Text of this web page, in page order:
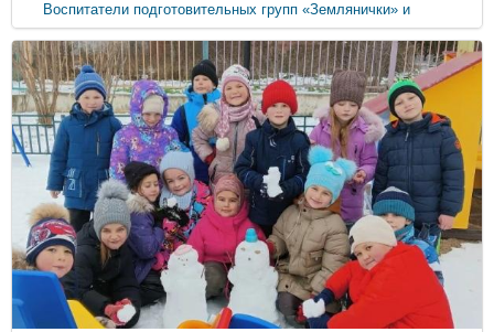
Воспитатели подготовительных групп «Землянички» и
«Улыбка» развивают творческие способности детей через
обучение нетрадиционным видам рисования. Каждый
ребенок, познавая окружающий мир, старается отразить его в
своей деятельности: в игре, в рассказах, в рисовании, в лепке
и т.д. Прекрасные возможности в этом отношении
представляет изобразительная творческая деятельность. Чем
разнообразнее будут условия, способствующие
формированию творческой среды, тем ярче станут
проявляться художественные способности ребенка.
Рисование нетрадиционными техниками открывают широкий
простор для детской фантазии, дает ребенку возможность
увлечься творчеством, развить воображение, проявить
самостоятельность и инициативу, выразить свою
индивидуальность. Нетрадиционные техники рисования
являются замечательным способом создания маленьких
шедевров. Оказывается, можно создать радугу с помощью
губки или пальчиков. Рисунки, созданные детьми, вызвали у
ребят радостный эмоциональный отклик и удовольствие от